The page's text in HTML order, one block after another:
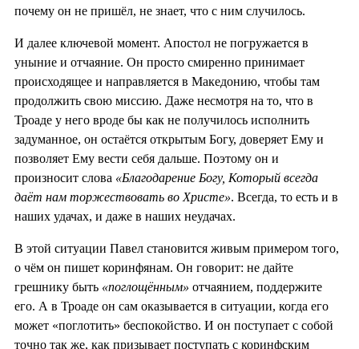
почему он не пришёл, не знает, что с ним случилось.
И далее ключевой момент. Апостол не погружается в
уныние и отчаяние. Он просто смиренно принимает
происходящее и направляется в Македонию, чтобы там
продолжить свою миссию. Даже несмотря на то, что в
Троаде у него вроде бы как не получилось исполнить
задуманное, он остаётся открытым Богу, доверяет Ему и
позволяет Ему вести себя дальше. Поэтому он и
произносит слова «Благодарение Богу, Который всегда
даёт нам торжествовать во Христе». Всегда, то есть и в
наших удачах, и даже в наших неудачах.
В этой ситуации Павел становится живым примером того,
о чём он пишет коринфянам. Он говорит: не дайте
грешнику быть «поглощённым» отчаянием, поддержите
его. А в Троаде он сам оказывается в ситуации, когда его
может «поглотить» беспокойство. И он поступает с собой
точно так же, как призывает поступать с коринфским